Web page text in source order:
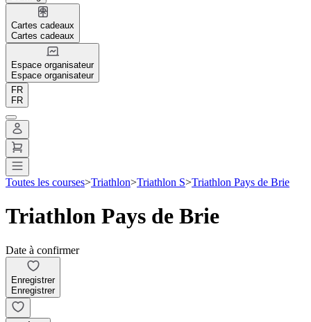
Cartes cadeaux
Cartes cadeaux
Espace organisateur
Espace organisateur
FR
FR
Toutes les courses>Triathlon>Triathlon S>Triathlon Pays de Brie
Triathlon Pays de Brie
Date à confirmer
Enregistrer
Enregistrer